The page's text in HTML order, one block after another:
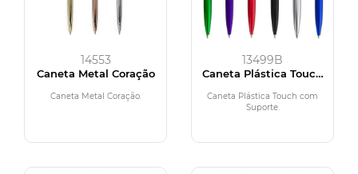
14553
Caneta Metal Coração
Caneta Metal Coração.
13499B
Caneta Plástica Touch
Caneta Plástica Touch com
Suporte.